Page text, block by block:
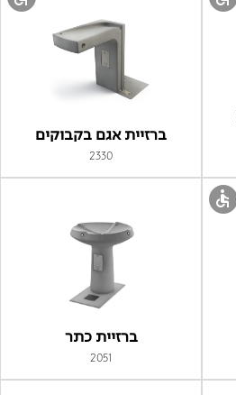
ברזיית אגם בקבוקים
2330
ברזיית כתר
2051